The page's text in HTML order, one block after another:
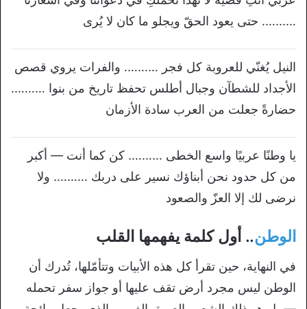
………. حتى يعود الحقّ ويجلو ما كان لا يُرى
النيل يُغنّي للعروبة كل فجر ………. والفرات يروي قصص
الأجداد للشطآن وجبال أطلس تحفظ تاريخ من بنوا ……….
حضارةً جعلت من العرب سادة الأزمان
يا وطنًا عربيًا واسع الخطى ………. كن كما أنت — أكبر
من كل حدود نحن أبناؤك نسير على دربك ………. ولا
نرضى لك إلا العزّ والصعود
الوطن.. أول كلمة يفهمها القلب
في النهاية، حين تقرأ كل هذه الأبيات وتتأمّلها، تُدرك أن
الوطن ليس مجرد أرض تقف عليها أو جواز سفر تحمله